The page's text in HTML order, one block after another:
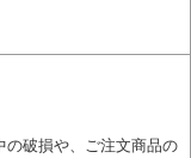
の破損や、ご注文商品の